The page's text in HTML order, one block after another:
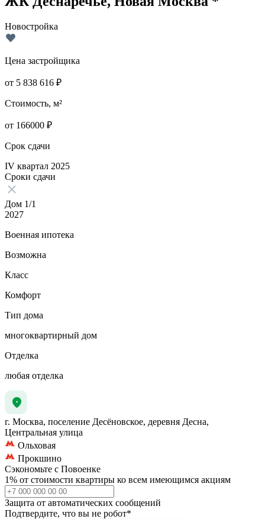
Новостройка
Цена застройщика
от 5 838 616 ₽
Стоимость, м²
от 166000 ₽
Срок сдачи
IV квартал 2025
Сроки сдачи
Дом 1/1
2027
Военная ипотека
Возможна
Класс
Комфорт
Тип дома
многоквартирный дом
Отделка
любая отделка
г. Москва, поселение Десёновское, деревня Десна,
Центральная улица
Ольховая
Прокшино
Сэкономьте с Повоенке
1% от стоимости квартиры ко всем имеющимся акциям
Защита от автоматических сообщений
Подтвердите, что вы не робот*